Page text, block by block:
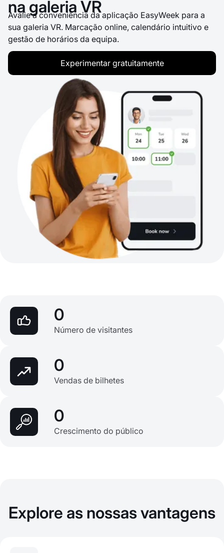
na galeria VR
Avalie a conveniência da aplicação EasyWeek para a
sua galeria VR. Marcação online, calendário intuitivo e
gestão de horários da equipa.
Experimentar gratuitamente
0
Número de visitantes
0
Vendas de bilhetes
0
Crescimento do público
Explore as nossas vantagens